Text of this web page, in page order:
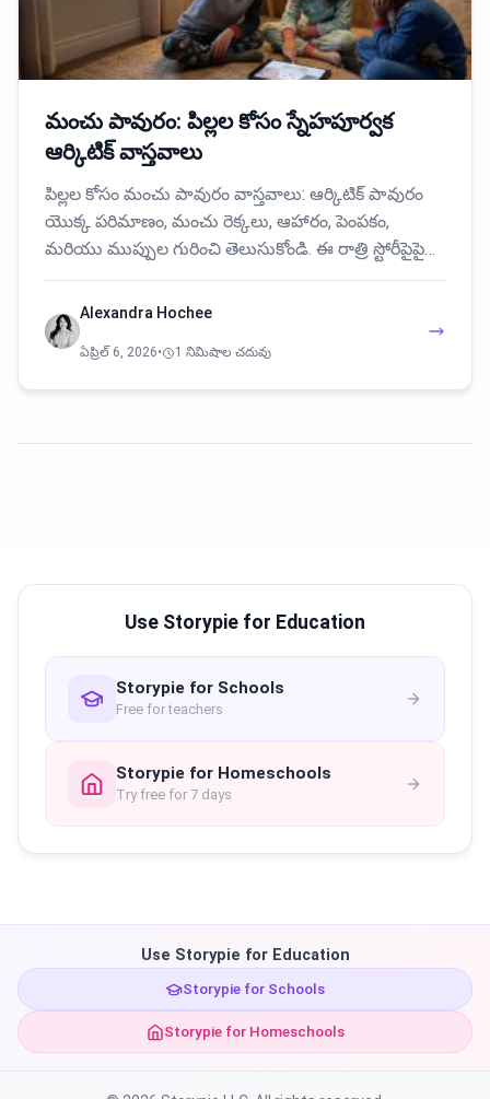
మంచు పావురం: పిల్లల కోసం స్నేహపూర్వక
ఆర్కిటిక్ వాస్తవాలు
పిల్లల కోసం మంచు పావురం వాస్తవాలు: ఆర్కిటిక్ పావురం
యొక్క పరిమాణం, మంచు రెక్కలు, ఆహారం, పెంపకం,
మరియు ముప్పుల గురించి తెలుసుకోండి. ఈ రాత్రి స్టోరీపైపై…
Alexandra Hochee
ఏప్రిల్ 6, 2026• 1 నిమిషాల చదువు
Use Storypie for Education
Storypie for Schools
Free for teachers
Storypie for Homeschools
Try free for 7 days
Use Storypie for Education
Storypie for Schools
Storypie for Homeschools